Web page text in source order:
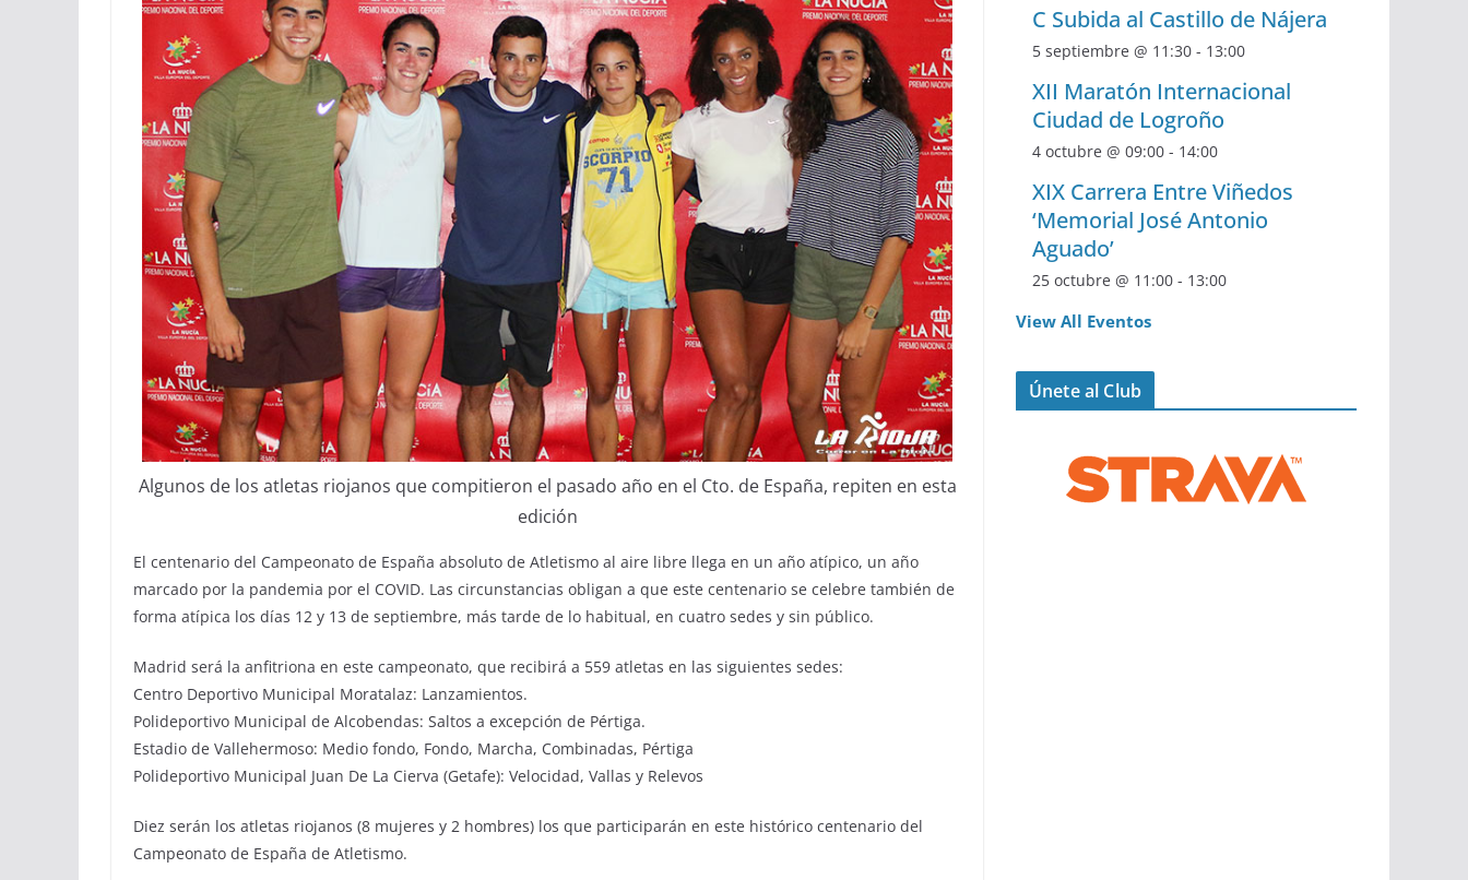
Algunos de los atletas riojanos que compitieron el pasado año en el Cto. de España, repiten en esta
edición
El centenario del Campeonato de España absoluto de Atletismo al aire libre llega en un año atípico, un año
marcado por la pandemia por el COVID. Las circunstancias obligan a que este centenario se celebre también de
forma atípica los días 12 y 13 de septiembre, más tarde de lo habitual, en cuatro sedes y sin público.
Madrid será la anfitriona en este campeonato, que recibirá a 559 atletas en las siguientes sedes:
Centro Deportivo Municipal Moratalaz: Lanzamientos.
Polideportivo Municipal de Alcobendas: Saltos a excepción de Pértiga.
Estadio de Vallehermoso: Medio fondo, Fondo, Marcha, Combinadas, Pértiga
Polideportivo Municipal Juan De La Cierva (Getafe): Velocidad, Vallas y Relevos
Diez serán los atletas riojanos (8 mujeres y 2 hombres) los que participarán en este histórico centenario del
Campeonato de España de Atletismo.
C Subida al Castillo de Nájera
5 septiembre @ 11:30 - 13:00
XII Maratón Internacional
Ciudad de Logroño
4 octubre @ 09:00 - 14:00
XIX Carrera Entre Viñedos
‘Memorial José Antonio
Aguado’
25 octubre @ 11:00 - 13:00
View All Eventos
Únete al Club